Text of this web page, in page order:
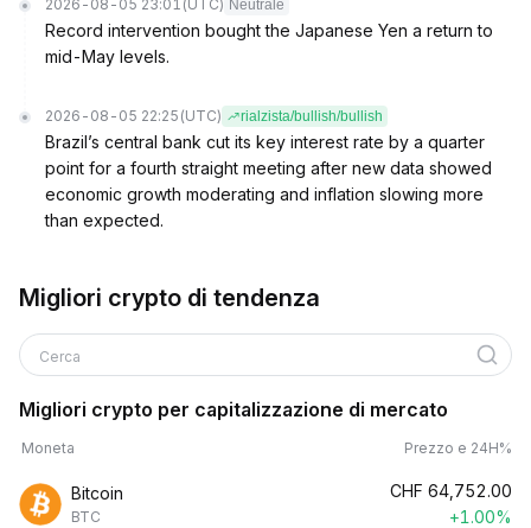
2026-08-05 23:01 (UTC) Neutrale
Record intervention bought the Japanese Yen a return to
mid-May levels.
2026-08-05 22:25 (UTC) rialzista/bullish/bullish
Brazil’s central bank cut its key interest rate by a quarter
point for a fourth straight meeting after new data showed
economic growth moderating and inflation slowing more
than expected.
Migliori crypto di tendenza
Cerca
Migliori crypto per capitalizzazione di mercato
Moneta Prezzo e 24H%
Bitcoin
BTC
CHF 64,752.00
+1.00%